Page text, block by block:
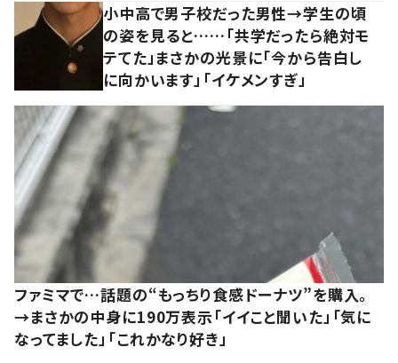
小中高で男子校だった男性→学生の頃
の姿を見ると……「共学だったら絶対モ
テてた」まさかの光景に「今から告白し
に向かいます」「イケメンすぎ」
ファミマで…話題の“もっちり食感ドーナツ”を購入。
→まさかの中身に190万表示「イイこと聞いた」「気に
なってました」「これかなり好き」